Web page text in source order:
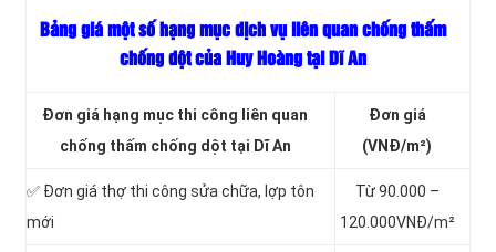
Bảng giá một số hạng mục dịch vụ liên quan chống thấm
chống dột của Huy Hoàng tại Dĩ An
Đơn giá hạng mục thi công liên quan
chống thấm chống dột tại Dĩ An
Đơn giá
(VNĐ/m²)
✅ Đơn giá thợ thi công sửa chữa, lợp tôn
mới
Từ 90.000 –
120.000VNĐ/m²